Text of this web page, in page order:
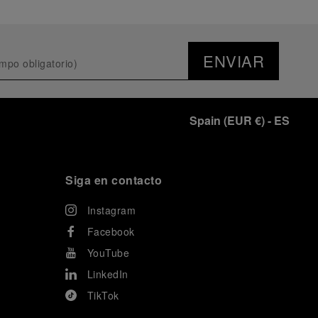
ENVIAR
Spain (EUR €)- ES
Siga en contacto
Instagram
Facebook
YouTube
LinkedIn
TikTok